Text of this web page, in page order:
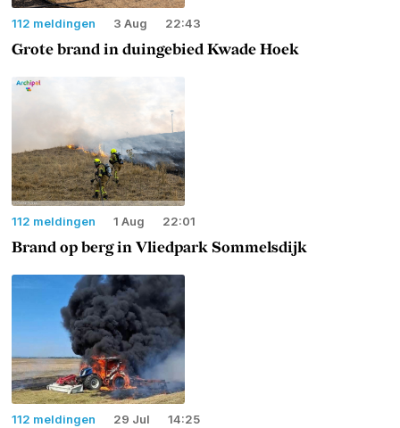
112 meldingen 3 Aug 22:43
Grote brand in duingebied Kwade Hoek
112 meldingen 1 Aug 22:01
Brand op berg in Vliedpark Sommelsdijk
112 meldingen 29 Jul 14:25